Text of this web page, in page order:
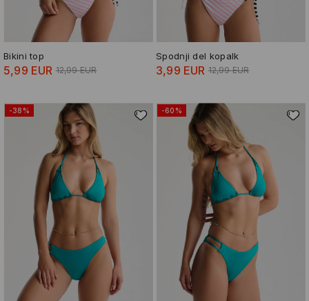
Bikini top
5,99 EUR 12,99 EUR
Spodnji del kopalk
3,99 EUR 12,99 EUR
-38% -60%